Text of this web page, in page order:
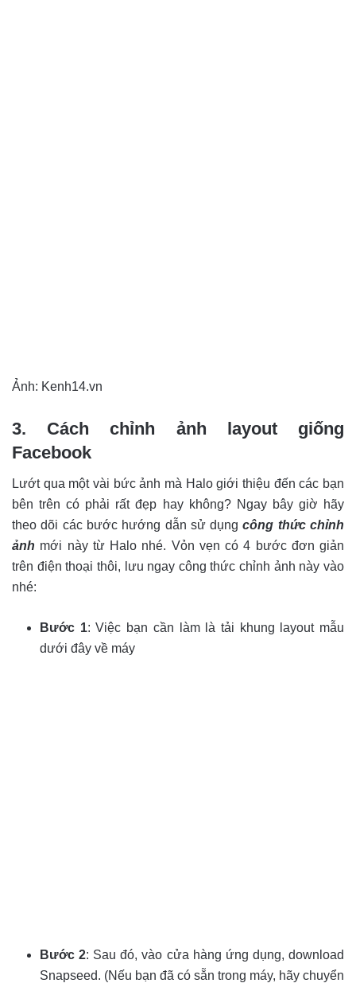
Ảnh: Kenh14.vn
3. Cách chỉnh ảnh layout giống
Facebook
Lướt qua một vài bức ảnh mà Halo giới thiệu đến các bạn
bên trên có phải rất đẹp hay không? Ngay bây giờ hãy
theo dõi các bước hướng dẫn sử dụngcông thức chỉnh
ảnh mới này từ Halo nhé. Vỏn vẹn có 4 bước đơn giản
trên điện thoại thôi, lưu ngay công thức chỉnh ảnh này vào
nhé:
Bước 1: Việc bạn cần làm là tải khung layout mẫu
dưới đây về máy
Bước 2: Sau đó, vào cửa hàng ứng dụng, download
Snapseed. (Nếu bạn đã có sẵn trong máy, hãy chuyển